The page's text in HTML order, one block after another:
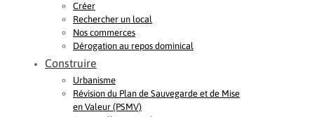
Créer
Rechercher un local
Nos commerces
Dérogation au repos dominical
Construire
Urbanisme
Révision du Plan de Sauvegarde et de Mise
en Valeur (PSMV)